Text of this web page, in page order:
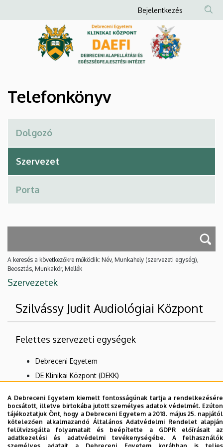
Debreceni
és
Egészségfejlesztési
Intézet
a
Anonim
Felhasználói
fiók
menüje
Bejelentkezés
Telefonkönyv
A keresés a következőkre működik: Név, Munkahely (szervezeti egység),
Beosztás, Munkakör, Mellék
Szervezetek
Szilvássy Judit Audiológiai Központ
Felettes szervezeti egységek
Debreceni Egyetem
DE Klinikai Központ (DEKK)
Klinikák
Fül-Orr-Gégészeti és Fej-Nyaksebészeti Klinika
Nincs találat.
A Debreceni Egyetem kiemelt fontosságúnak tartja a rendelkezésére
bocsátott, illetve birtokába jutott személyes adatok védelmét. Ezúton
tájékoztatjuk Önt, hogy a Debreceni Egyetem a 2018. május 25. napjától
kötelezően alkalmazandó Általános Adatvédelmi Rendelet alapján
felülvizsgálta folyamatait és beépítette a GDPR előírásait az
adatkezelési és adatvédelmi tevékenységébe. A felhasználók